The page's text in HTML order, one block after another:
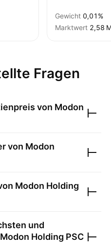
Gewicht 0,01%
Marktwert ‪2,58
Fragen
von Modon
von Modon
Modon Holding
und
Modon Holding PSC